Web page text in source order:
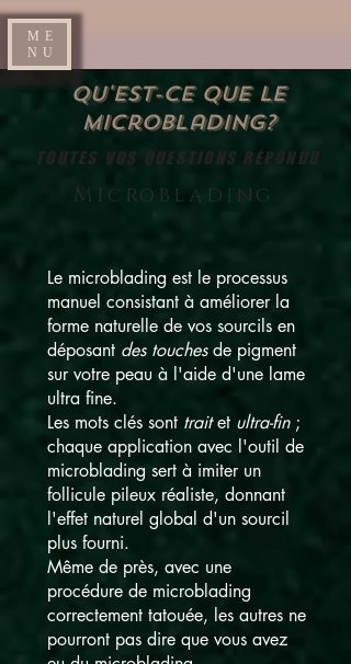
ME
NU
Qu'est-ce que le
microblading?
TOUTES VOS QUESTIONS RÉPONDU
Microblading
Le microblading est le processus
manuel consistant à améliorer la
forme naturelle de vos sourcils en
déposant des touchesde pigment
sur votre peau à l'aide d'une lame
ultra fine.
Les mots clés sont traitet ultra-fin;
chaque application avec l'outil de
microblading sert à imiter un
follicule pileux réaliste, donnant
l'effet naturel global d'un sourcil
plus fourni.
Même de près, avec une
procédure de microblading
correctement tatouée, les autres ne
pourront pas dire que vous avez